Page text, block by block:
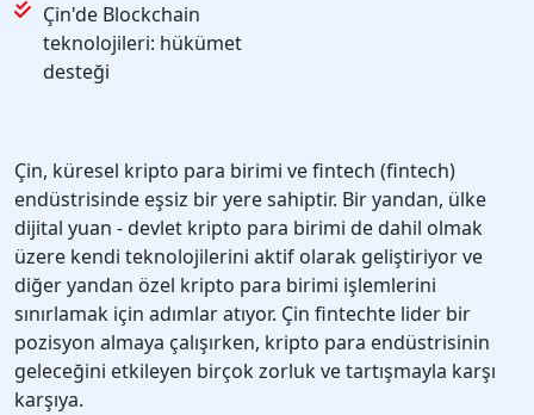
Çin'de Blockchain
teknolojileri: hükümet
desteği
Çin, küresel kripto para birimi ve fintech (fintech)
endüstrisinde eşsiz bir yere sahiptir. Bir yandan, ülke
dijital yuan - devlet kripto para birimi de dahil olmak
üzere kendi teknolojilerini aktif olarak geliştiriyor ve
diğer yandan özel kripto para birimi işlemlerini
sınırlamak için adımlar atıyor. Çin fintechte lider bir
pozisyon almaya çalışırken, kripto para endüstrisinin
geleceğini etkileyen birçok zorluk ve tartışmayla karşı
karşıya.